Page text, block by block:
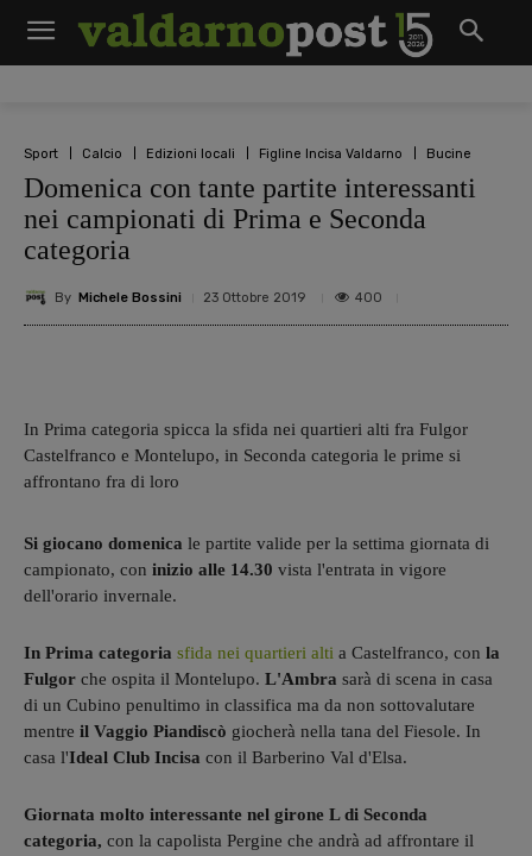
Sport Calcio Edizioni locali Figline Incisa Valdarno Bucine
Domenica con tante partite interessanti
nei campionati di Prima e Seconda
categoria
By Michele Bossini 23 Ottobre 2019 400
In Prima categoria spicca la sfida nei quartieri alti fra Fulgor
Castelfranco e Montelupo, in Seconda categoria le prime si
affrontano fra di loro
Si giocano domenica le partite valide per la settima giornata di
campionato, con inizio alle 14.30 vista l'entrata in vigore
dell'orario invernale.
In Prima categoria sfida nei quartieri alti a Castelfranco, con la
Fulgor che ospita il Montelupo. L'Ambra sarà di scena in casa
di un Cubino penultimo in classifica ma da non sottovalutare
mentre il Vaggio Piandiscò giocherà nella tana del Fiesole. In
casa l'Ideal Club Incisa con il Barberino Val d'Elsa.
Giornata molto interessante nel girone L di Seconda
categoria, con la capolista Pergine che andrà ad affrontare il